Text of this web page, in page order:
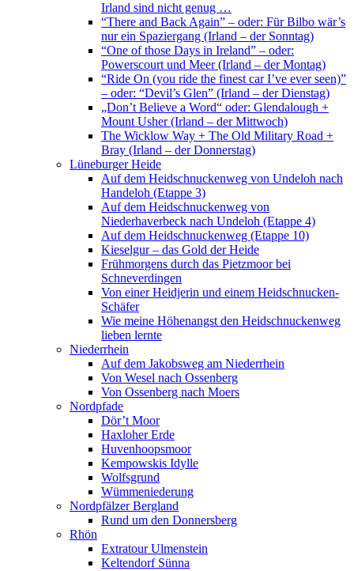
Irland sind nicht genug …
“There and Back Again” – oder: Für Bilbo wär’s
nur ein Spaziergang (Irland – der Sonntag)
“One of those Days in Ireland” – oder:
Powerscourt und Meer (Irland – der Montag)
“Ride On (you ride the finest car I’ve ever seen)”
– oder: “Devil’s Glen” (Irland – der Dienstag)
„Don’t Believe a Word“ oder: Glendalough +
Mount Usher (Irland – der Mittwoch)
The Wicklow Way + The Old Military Road +
Bray (Irland – der Donnerstag)
Lüneburger Heide
Auf dem Heidschnuckenweg von Undeloh nach
Handeloh (Etappe 3)
Auf dem Heidschnuckenweg von
Niederhaverbeck nach Undeloh (Etappe 4)
Auf dem Heidschnuckenweg (Etappe 10)
Kieselgur – das Gold der Heide
Frühmorgens durch das Pietzmoor bei
Schneverdingen
Von einer Heidjerin und einem Heidschnucken-
Schäfer
Wie meine Höhenangst den Heidschnuckenweg
lieben lernte
Niederrhein
Auf dem Jakobsweg am Niederrhein
Von Wesel nach Ossenberg
Von Ossenberg nach Moers
Nordpfade
Dör’t Moor
Haxloher Erde
Huvenhoopsmoor
Kempowskis Idylle
Wolfsgrund
Wümmeniederung
Nordpfälzer Bergland
Rund um den Donnersberg
Rhön
Extratour Ulmenstein
Keltendorf Sünna